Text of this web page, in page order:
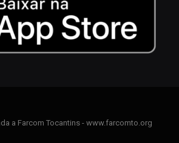
a Farcom Tocantins - www.farcomto.org